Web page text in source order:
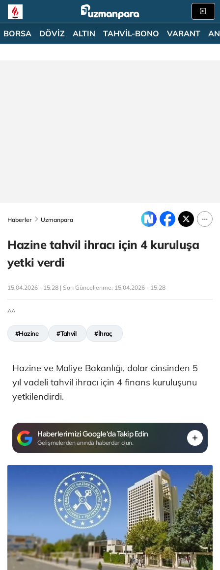
BORSA DÖVİZ ALTIN TAHVİL-BONO VARANT
Haberler Uzmanpara
Hazine tahvil ihracı için 4 kuruluşa
yetki verdi
15.04.2026 - 15:28 | Son Güncellenme: 15.04.2026 - 15:28
AA
#Hazine #Tahvil #İhraç
Hazine ve Maliye Bakanlığı, dolar cinsinden 5
yıl vadeli tahvil ihracı için 4 finans kuruluşunu
yetkilendirdi.
Haberlerimizi Google'da Takip Edin
Gelişmelerden anında haberdar olun.